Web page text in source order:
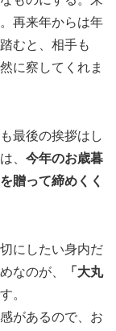
再来年からは年
むと、相手も
に察してくれま
最後の挨拶はし
、 今年のお歳暮
贈って締めくく
にしたい身内だ
なのが、
「大丸
。
があるので、お